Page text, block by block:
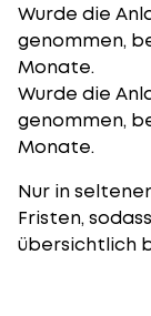
Wurde die
genommen,
Monate.
Wurde die
genommen,
Monate.
Nur in
Fristen,
übersichtlich